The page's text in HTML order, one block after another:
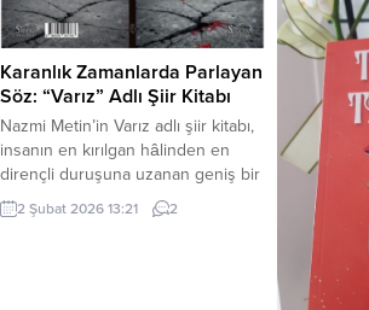
Karanlık Zamanlarda Parlayan
Söz: “Varız” Adlı Şiir Kitabı
Nazmi Metin’in Varız adlı şiir kitabı,
insanın en kırılgan hâlinden en
dirençli duruşuna uzanan geniş bir
duygu ve düşünce evrenini okurla
buluşturuyor. Bu kitapta şiir,
2 Şubat 2026 13:21 2